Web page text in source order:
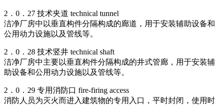
2．0．27 技术夹道 technical tunnel
洁净厂房中以垂直构件分隔构成的廊道，用于安装辅助设备和
公用动力设施以及管线等。
2．0．28 技术竖井 technical shaft
洁净厂房中主要以垂直构件分隔构成的井式管廊，用于安装辅
助设备和公用动力设施以及管线等。
2．0．29 专用消防口 fire-firing access
消防人员为灭火而进入建筑物的专用入口，平时封闭，使用时